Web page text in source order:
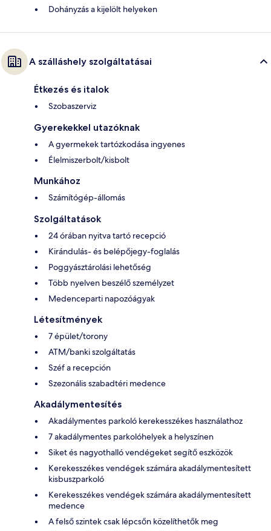
Dohányzás a kijelölt helyeken
A szálláshely szolgáltatásai
Étkezés és italok
Szobaszerviz
Gyerekekkel utazóknak
A gyermekek tartózkodása ingyenes
Élelmiszerbolt/kisbolt
Munkához
Számítógép-állomás
Szolgáltatások
24 órában nyitva tartó recepció
Kirándulás- és belépőjegy-foglalás
Poggyásztárolási lehetőség
Több nyelven beszélő személyzet
Medenceparti napozóágyak
Létesítmények
7 épület/torony
ATM/banki szolgáltatás
Széf a recepción
Szezonális szabadtéri medence
Akadálymentesítés
Akadálymentes parkoló kerekesszékes használathoz
7 akadálymentes parkolóhelyek a helyszínen
Siket és nagyothalló vendégeket segítő eszközök
Kerekesszékes vendégek számára akadálymentesített
kisbuszparkoló
Kerekesszékes vendégek számára akadálymentesített
medence
A felső szintek csak lépcsőn közelíthetők meg